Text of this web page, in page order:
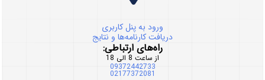
ورود به پنل کاربری
دریافت کارنامه‌ها و نتایج
راه‌های ارتباطی:
از ساعت 8 الی 18
09372442733
02177372081